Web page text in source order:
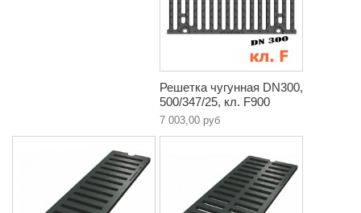
Решетка чугунная DN300,
500/347/25, кл. F900
7 003,00 руб